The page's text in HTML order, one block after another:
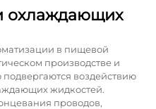
охлаждающих
в пищевой
производстве и
воздействию
жидкостей.
проводов,